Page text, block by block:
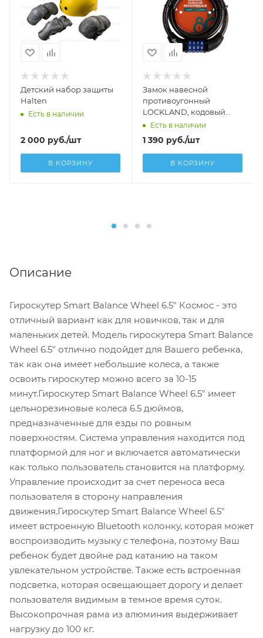
Детский набор защиты
Halten
Есть в наличии
2 000 руб./шт
В КОРЗИНУ
Замок навесной
противоугонный
LOCKLAND, кодовый
12х1000 мм
Есть в наличии
1 390 руб./шт
В КОРЗИНУ
Описание
Гироскутер Smart Balance Wheel 6.5" Космос - это
отличный вариант как для новичков, так и для
маленьких детей. Модель гироскутера Smart Balance
Wheel 6.5" отлично подойдет для Вашего ребенка,
так как она имеет небольшие колеса, а также
освоить гироскутер можно всего за 10-15
минут.Гироскутер Smart Balance Wheel 6.5" имеет
цельнорезиновые колеса 6.5 дюймов,
предназначенные для езды по ровным
поверхностям. Система управления находится под
платформой для ног и включается автоматически
как только пользователь становится на платформу.
Управление происходит за счет переноса веса
пользователя в сторону направления
движения.Гироскутер Smart Balance Wheel 6.5"
имеет встроенную Bluetooth колонку, которая может
воспроизводить музыку с телефона, поэтому Ваш
ребенок будет двойне рад катанию на таком
увлекательном устройстве. Также есть встроенная
подсветка, которая освещающает дорогу и делает
пользователя видимым в темное время суток.
Высокопрочная рама из алюминия выдерживает
нагрузку до 100 кг.